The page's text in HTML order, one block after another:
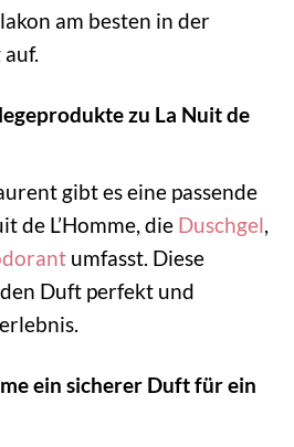
am besten in der
zu La Nuit de
gibt es eine passende
de L’Homme, die Duschgel,
umfasst. Diese
Duft perfekt und
ein sicherer Duft für ein